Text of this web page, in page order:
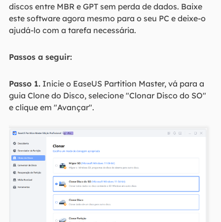
discos entre MBR e GPT sem perda de dados. Baixe
este software agora mesmo para o seu PC e deixe-o
ajudá-lo com a tarefa necessária.
Passos a seguir:
Passo 1.Inicie o EaseUS Partition Master, vá para a
guia Clone do Disco, selecione "Clonar Disco do SO"
e clique em "Avançar".